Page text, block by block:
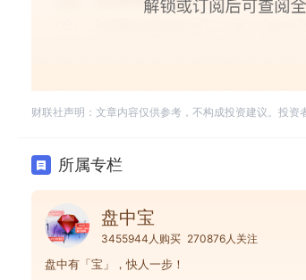
财联社声明：文章内容仅供参考，不构成投资建议。投资
所属专栏
盘中宝
3455944人购买 270876人关注
盘中有「宝」，快人一步！